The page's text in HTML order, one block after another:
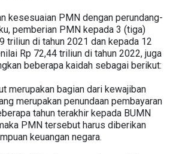
kesesuaian PMN dengan perundang-
pemberian PMN kepada 3 (tiga)
triliun di tahun 2021 dan kepada 12
Rp 72,44 triliun di tahun 2022, juga
beberapa kaidah sebagai berikut:
merupakan bagian dari kewajiban
merupakan penundaan pembayaran
tahun terakhir kepada BUMN
PMN tersebut harus diberikan
keuangan negara.